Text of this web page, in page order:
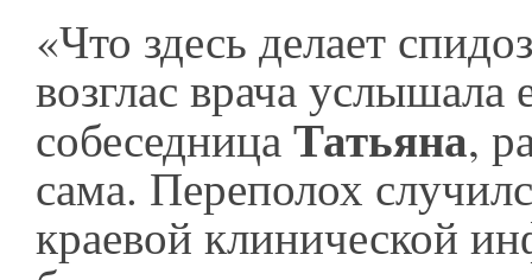
«Что здесь делает
возглас врача
собеседницаТатьяна,
сама. Переполох
краевой клинической